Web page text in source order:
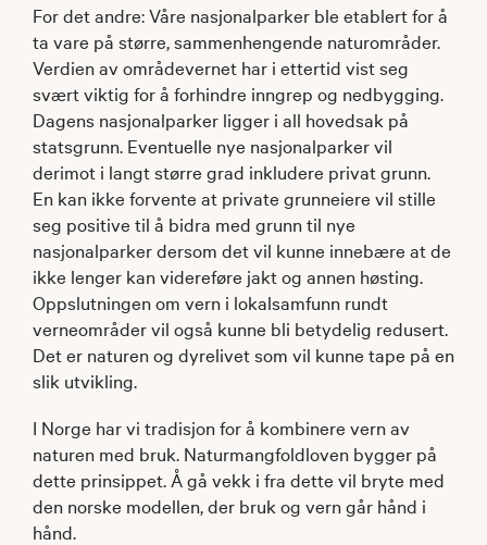
For det andre: Våre nasjonalparker ble etablert for å
ta vare på større, sammenhengende naturområder.
Verdien av områdevernet har i ettertid vist seg
svært viktig for å forhindre inngrep og nedbygging.
Dagens nasjonalparker ligger i all hovedsak på
statsgrunn. Eventuelle nye nasjonalparker vil
derimot i langt større grad inkludere privat grunn.
En kan ikke forvente at private grunneiere vil stille
seg positive til å bidra med grunn til nye
nasjonalparker dersom det vil kunne innebære at de
ikke lenger kan videreføre jakt og annen høsting.
Oppslutningen om vern i lokalsamfunn rundt
verneområder vil også kunne bli betydelig redusert.
Det er naturen og dyrelivet som vil kunne tape på en
slik utvikling.
I Norge har vi tradisjon for å kombinere vern av
naturen med bruk. Naturmangfoldloven bygger på
dette prinsippet. Å gå vekk i fra dette vil bryte med
den norske modellen, der bruk og vern går hånd i
hånd.